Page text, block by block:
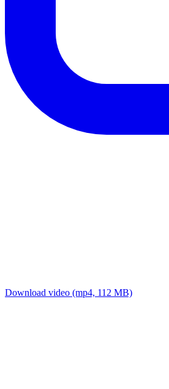
Download video (mp4, 112 MB)